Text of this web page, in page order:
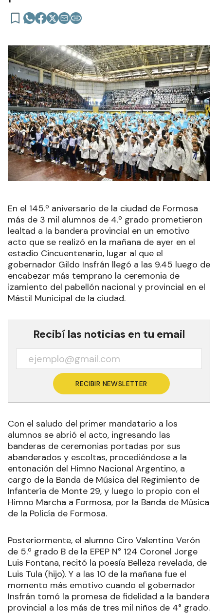
En el 145.º aniversario de la ciudad de Formosa
más de 3 mil alumnos de 4.º grado prometieron
lealtad a la bandera provincial en un emotivo
acto que se realizó en la mañana de ayer en el
estadio Cincuentenario, lugar al que el
gobernador Gildo Insfrán llegó a las 9.45 luego de
encabezar más temprano la ceremonia de
izamiento del pabellón nacional y provincial en el
Mástil Municipal de la ciudad.
Recibí las noticias en tu email
RECIBIR NEWSLETTER
Con el saludo del primer mandatario a los
alumnos se abrió el acto, ingresando las
banderas de ceremonias portadas por sus
abanderados y escoltas, procediéndose a la
entonación del Himno Nacional Argentino, a
cargo de la Banda de Música del Regimiento de
Infantería de Monte 29, y luego lo propio con el
Himno Marcha a Formosa, por la Banda de Música
de la Policía de Formosa.
Posteriormente, el alumno Ciro Valentino Verón
de 5.º grado B de la EPEP N° 124 Coronel Jorge
Luis Fontana, recitó la poesía Belleza revelada, de
Luis Tula (hijo). Y a las 10 de la mañana fue el
momento más emotivo cuando el gobernador
Insfrán tomó la promesa de fidelidad a la bandera
provincial a los más de tres mil niños de 4° grado.